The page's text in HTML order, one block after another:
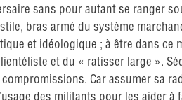
sans pour autant se ranger
bras armé du système
et idéologique ; à être dans ce
et du « ratisser large ».
Car assumer sa
des militants pour les aider